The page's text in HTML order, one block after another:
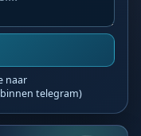
naar
telegram)